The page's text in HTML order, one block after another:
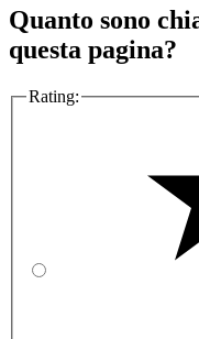
Quanto sono
questa pagina?
Rating: